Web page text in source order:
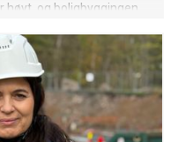
høyt, og boligbyggingen
og boliggapet er snart
boliger).